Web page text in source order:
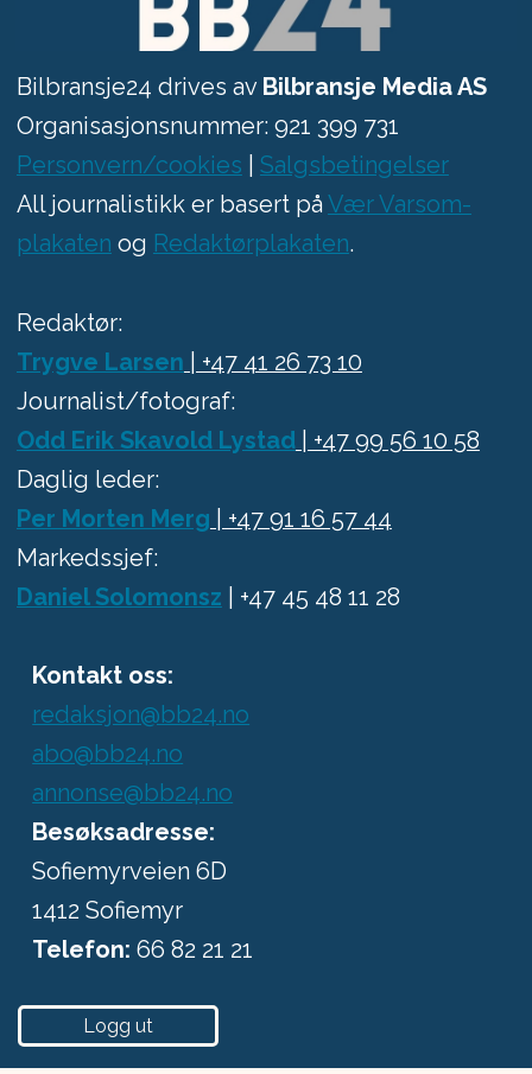
Bilbransje24 drives av Bilbransje Media AS
Organisasjonsnummer: 921 399 731
Personvern/cookies
Salgsbetingelser
All journalistikk er basert på Vær Varsom-
plakaten og Redaktørplakaten.
Redaktør:
Trygve Larsen | +47 41 26 73 10
Journalist/fotograf:
Odd Erik Skavold Lystad| +47 99 56 10 58
Daglig leder:
Per Morten Merg | +47 91 16 57 44
Markedssjef:
Daniel Solomonsz | +47 45 48 11 28
Kontakt oss:
redaksjon@bb24.no
abo@bb24.no
annonse@bb24.no
Besøksadresse:
Sofiemyrveien 6D
1412 Sofiemyr
Telefon:66 82 21 21
Logg ut